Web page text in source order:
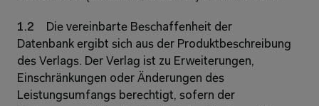
1.2
Die vereinbarte Beschaffenheit der
Datenbank ergibt sich aus der Produktbeschreibung
des Verlags. Der Verlag ist zu Erweiterungen,
Einschränkungen oder Änderungen des
Leistungsumfangs berechtigt, sofern der